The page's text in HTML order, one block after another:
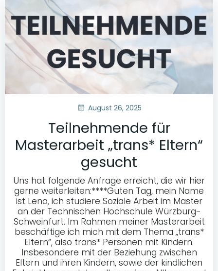
August 26, 2025
Teilnehmende für
Masterarbeit „trans* Eltern“
gesucht
Uns hat folgende Anfrage erreicht, die wir hier
gerne weiterleiten:****Guten Tag, mein Name
ist Lena, ich studiere Soziale Arbeit im Master
an der Technischen Hochschule Würzburg-
Schweinfurt. Im Rahmen meiner Masterarbeit
beschäftige ich mich mit dem Thema „trans*
Eltern“, also trans* Personen mit Kindern.
Insbesondere mit der Beziehung zwischen
Eltern und ihren Kindern, sowie der kindlichen